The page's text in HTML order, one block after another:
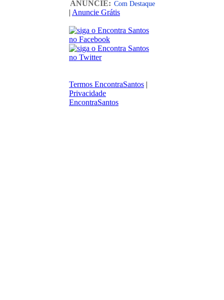
ANUNCIE: Com Destaque
| Anuncie Grátis
Termos EncontraSantos |
Privacidade
EncontraSantos